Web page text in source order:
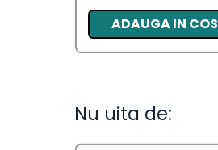
Lumanari Parfumate
Deodorante &
ADAUGA IN COS
Nu uita de: